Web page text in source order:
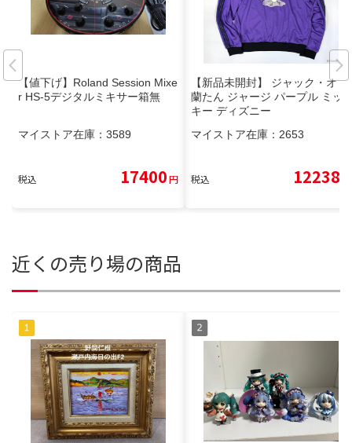
【値下げ】Roland Session Mixe
r HS-5デジタルミキサー箱無
マイストア在庫： 3589
税込 17400円
【新品未開封】 ジャック・オ・
蘭たん ジャージ パープル ミッ
キー ディズニー
マイストア在庫： 2653
税込 12238
近くの売り場の商品